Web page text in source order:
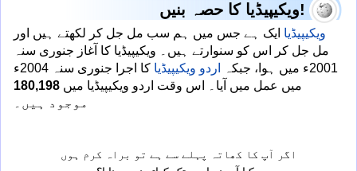
ویکیپیڈیا کا حصہ بنیں!
ویکیپیڈیا ایک ہے جس میں ہم سب مل جل کر لکھتے ہیں اور
مل جل کر اس کو سنوارتے ہیں۔ ویکیپیڈیا کا آغاز جنوری سنہ
2001ء میں ہوا، جبکہ
اردو ویکیپیڈیا
کا اجرا جنوری سنہ 2004ء
میں عمل میں آیا۔ اس وقت اردو ویکیپیڈیا میں 180,198
موجود ہیں۔
اگر آپ کا کھاتہ پہلے سے ہے تو براہ کرم
ہوں